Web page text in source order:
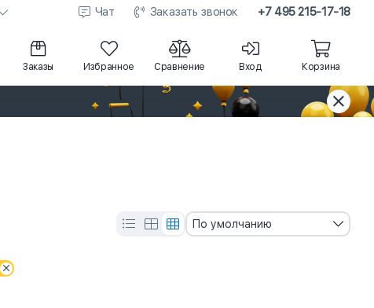
Чат Заказать звонок +7 495 215-17-18
Заказы Избранное Сравнение Вход Корзина
По умолчанию